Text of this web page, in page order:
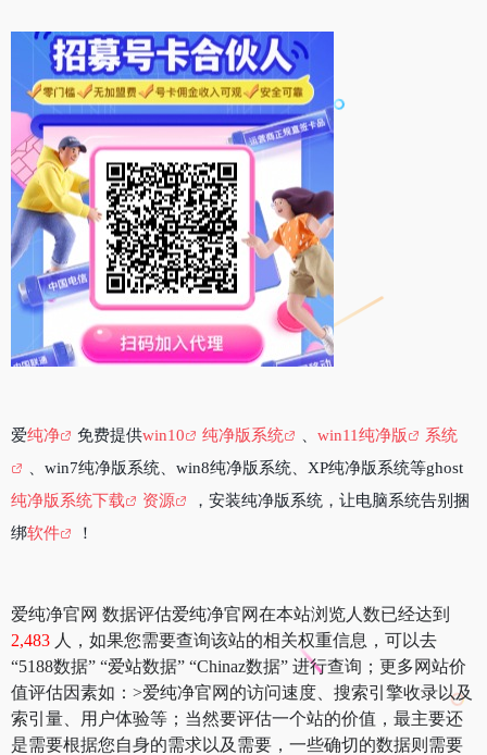
爱纯净 免费提供win10 纯净版系统 win11纯净版
系统
、win7纯净版系统、win8纯净版系统、XP纯净版系统等ghost
纯净版系统下载
资源
，安装纯净版系统，让电脑系统告别捆
绑软件 ！
爱纯净官网 数据评估爱纯净官网在本站浏览人数已经达到
2,483 人，如果您需要查询该站的相关权重信息，可以去
“5188数据” “爱站数据” “Chinaz数据” 进行查询；更多网站价
值评估因素如：>爱纯净官网的访问速度、搜索引擎收录以及
索引量、用户体验等；当然要评估一个站的价值，最主要还
是需要根据您自身的需求以及需要，一些确切的数据则需要